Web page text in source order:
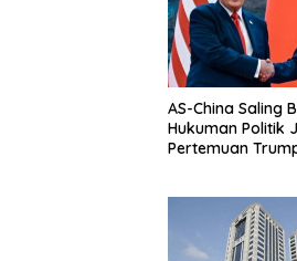
AS-China Saling
Hukuman Politik
Pertemuan